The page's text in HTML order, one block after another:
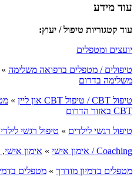
עוד מידע
עוד קטגוריות טיפול / יעוץ:
יועצים ומטפלים
טיפולים / מטפלים ברפואה משלימה »
משלימה בדרום
טיפול CBT / טיפול CBT און ליין
»
CBT באזור הדרום
טיפול רגשי לילדים » טיפול רגשי
Coaching / אימון אישי
» אימון
מטפלים בדמיון מודרך » מטפלים